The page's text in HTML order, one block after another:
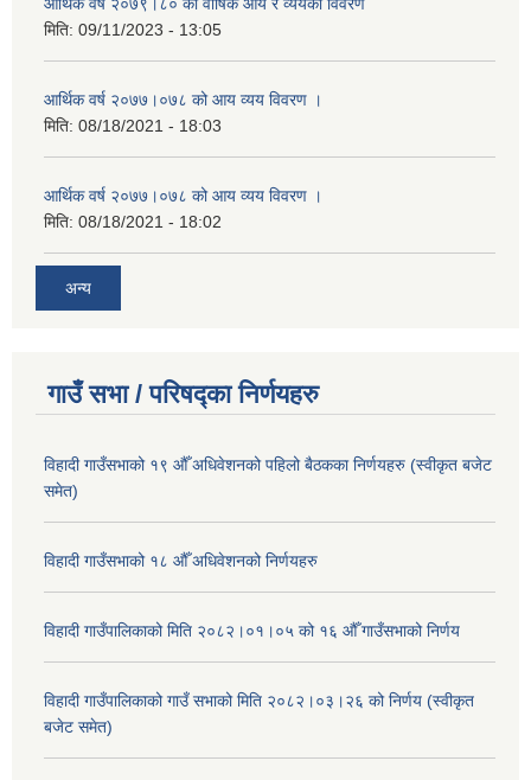
मिति: 09/11/2023 - 13:05
आर्थिक वर्ष २०७७।०७८ को आय व्यय विवरण ।
मिति: 08/18/2021 - 18:03
आर्थिक वर्ष २०७७।०७८ को आय व्यय विवरण ।
मिति: 08/18/2021 - 18:02
अन्य
गाउँ सभा / परिषद्का निर्णयहरु
विहादी गाउँसभाको १९ औँ अधिवेशनको पहिलो बैठकका निर्णयहरु (स्वीकृत बजेट
समेत)
विहादी गाउँसभाको १८ औँ अधिवेशनको निर्णयहरु
विहादी गाउँपालिकाको मिति २०८२।०१।०५ को १६ औँ गाउँसभाको निर्णय
विहादी गाउँपालिकाको गाउँ सभाको मिति २०८२।०३।२६ को निर्णय (स्वीकृत
बजेट समेत)